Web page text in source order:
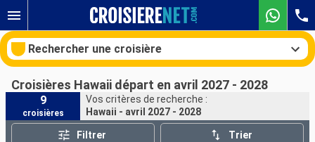
Rechercher une croisière
Nos destinations
Croisières Hawaii départ en avril 2027 - 2028
9
croisières
Vos critères de recherche :
Hawaii - avril 2027 - 2028
Filtrer Trier